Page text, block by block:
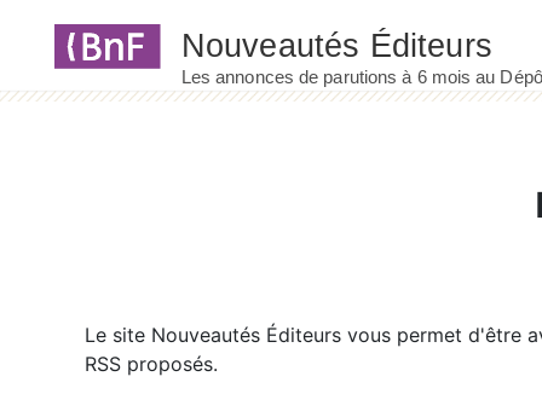
Le site Nouveautés Éditeurs vous permet d'être
RSS proposés.